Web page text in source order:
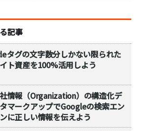
記事
タグの文字数分しかない限られた
ト資産を100%活用しよう
情報（Organization）の構造化デ
マークアップでGoogleの検索エン
に正しい情報を伝えよう